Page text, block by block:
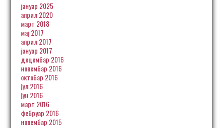
јануар 2025
април 2020
март 2018
мај 2017
април 2017
јануар 2017
децембар 2016
новембар 2016
октобар 2016
јул 2016
јун 2016
март 2016
фебруар 2016
новембар 2015